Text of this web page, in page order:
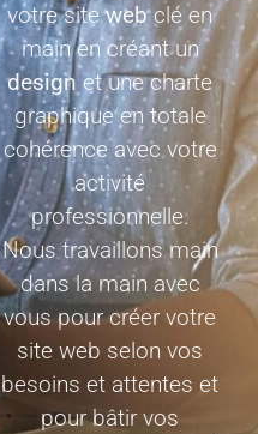
votre sitewebclé en
main en créant un
design et une charte
graphique en totale
cohérence avec votre
activité
professionnelle.
Nous travaillons main
dans la main avec
vous pour créer votre
site web selon vos
besoins et attentes et
pour bâtir vos